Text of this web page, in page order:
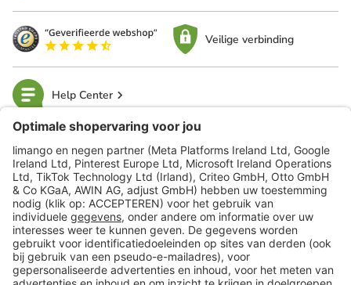
Veilige verbinding
Help Center
limango
Veilig winkelen
Klantenservice
Shop